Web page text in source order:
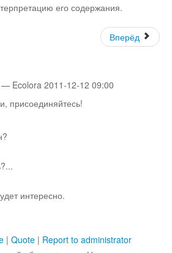
его содержания.
Вперёд
— Ecolora 2011-12-12 09:00
присоединяйтесь!
интересно.
| Quote | Report to administrator